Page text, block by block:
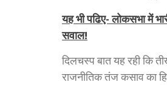
यह भी पढिए- लोकसभा में
सवाल!
दिलचस्प बात यह रही कि
राजनीतिक तंज कसाव का